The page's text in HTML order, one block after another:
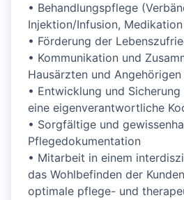
• Behandlungspflege
Injektion/Infusion,
• Förderung der
• Kommunikation und
Hausärzten und Angehörigen
• Entwicklung und
eine eigenverantwortliche
• Sorgfältige und
Pflegedokumentation
• Mitarbeit in einem
das Wohlbefinden der
optimale pflege- und